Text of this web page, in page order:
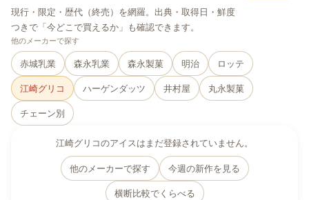
現行・限定・歴代（終売）を網羅。出典・取得日・鮮度
つきで「今どこで買えるか」も確認できます。
他のメーカーで探す
赤城乳業 森永乳業 森永製菓 明治 ロッテ
江崎グリコ ハーゲンダッツ 井村屋 丸永製菓
チェーン別
江崎グリコのアイスはまだ登録されていません。
他のメーカーで探す 今週の新作を見る
横断比較でくらべる